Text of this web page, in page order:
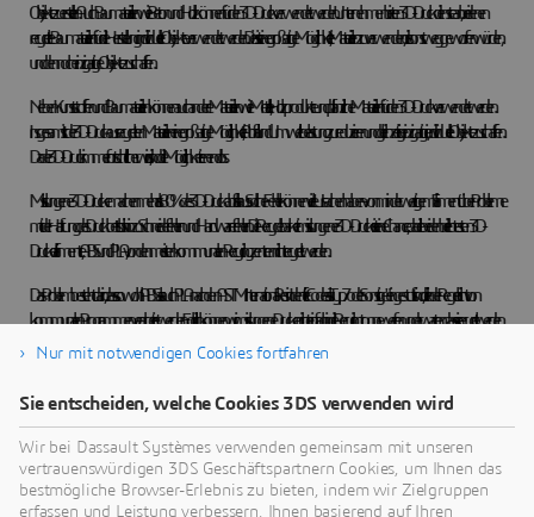
Objekte zu erstellen. Auch Baumaterialien wie Beton und Holz können für den 3D-Druck verwendet werden. Unternehmen bieten 3D-Druckdienste an, bei denen
recycelte Baumaterialien für die Herstellung individueller Objekte verwendet werden. Dies ist eine großartige Möglichkeit, Materialien zu verwenden, die sonst weggeworfen würden,
und dennoch einzigartige Objekte zu schaffen.
Neben Kunststoffen und Baumaterialien können auch andere Materialien wie Metalle, Holzprodukte und pflanzliche Materialien für den 3D-Druck verwendet werden.
Insgesamt ist der 3D-Druck aus recycelten Materialien eine großartige Möglichkeit, Abfall und Umweltbelastung zu reduzieren und gleichzeitig einzigartige, individuelle Objekte zu schaffen.
Da der 3D-Druck immer fortschrittlicher wird, sind die Möglichkeiten endlos.
Misslungene 3D-Drucke machen mehr als 80 % des 3D-Druckabfalls aus. Solche Fehler können viele Ursachen haben - von minderwertigem Filament über Probleme
mit der Haftung des Druckbetts bis hin zu Schneidefehlern und Hardwarefehlern. Die Recycelbarkeit misslungener 3D-Drucke ist eine Chance, da die beiden beliebtesten 3D-
Druckerfilamente, ABS und PLA, von den meisten kommunalen Recyclingzentren nicht recycelt werden.
Das Problem besteht darin, dass sowohl ABS als auch PLA nach den ASTM International Resin Identifier Codes als Typ 7 oder Sonstige" eingestuft sind, die in der Regel nicht von
kommunalen Programmen verarbeitet werden. Folglich können wir misslungene Drucke nicht einfach in die Recyclingtonne werfen und erwarten, dass sie recycelt werden.
Polypropylen (PP)-Filament wird in der Regel nicht für den 3D-Druck verwendet, da es sich aufgrund seiner teilkristallinen Beschaffenheit beim Abkühlen stark verzieht. Die wenigen
Fast alle anderen Arten von Druckerfilamenten (einschließlich Nylon und Polycarbonat) werden wie ABS und PLA ebenfalls als Typ 7 eingestuft, so dass typische
Kunststoffrecyclinganlagen sie normalerweise nicht verarbeiten. Daher werden Recyclinganlagen zusätzliche Ressourcen benötigen, um diese Materialien zu erfassen und die
Umweltverträglichkeit des 3D-Drucksektors insgesamt zu verbessern.
Nur mit notwendigen Cookies fortfahren
Sie entscheiden, welche Cookies 3DS verwenden wird
Wir bei Dassault Systèmes verwenden gemeinsam mit unseren
vertrauenswürdigen 3DS Geschäftspartnern Cookies, um Ihnen das
bestmögliche Browser-Erlebnis zu bieten, indem wir Zielgruppen
erfassen und Leistung verbessern, Ihnen basierend auf Ihren